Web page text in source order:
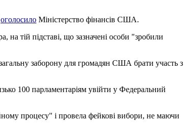
оголосило Міністерство фінансів США.
тій підставі, що зазначені особи "зробили
заборону для громадян США брати участь з
100 парламентаріям увійти у Федеральний
процесу" і провела фейкові вибори, не маючи